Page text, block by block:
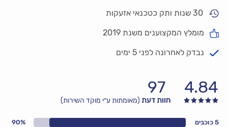
30 שנות ותק כטכנאי אזעקות
מומלץ המקצוענים משנת 2019
נבדק לאחרונה לפני 5 ימים
4.84
97
חוות דעת (מאומתות ע״י מוקד השירות)
5 כוכבים 90%